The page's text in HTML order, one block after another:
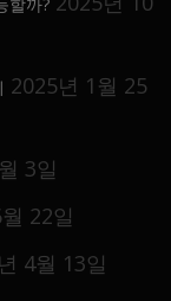
할까?
2025년 1월 25
3일
22일
4월 13일